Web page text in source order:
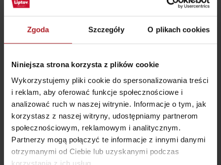
Zgoda Szczegóły O plikach cookies
Niniejsza strona korzysta z plików cookie
Wykorzystujemy pliki cookie do spersonalizowania treści
i reklam, aby oferować funkcje społecznościowe i
analizować ruch w naszej witrynie. Informacje o tym, jak
korzystasz z naszej witryny, udostępniamy partnerom
społecznościowym, reklamowym i analitycznym.
Partnerzy mogą połączyć te informacje z innymi danymi
otrzymanymi od Ciebie lub uzyskanymi podczas
korzystania z ich usług.